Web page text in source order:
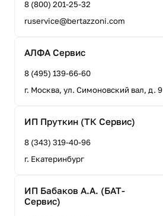
8 (800) 201-25-32
ruservice@bertazzoni.com
АЛФА Сервис
8 (495) 139-66-60
г. Москва, ул. Симоновский вал, д. 9
ИП Пруткин (ТК Сервис)
8 (343) 319-40-96
г. Екатеринбург
ИП Бабаков А.А. (БАТ-
Сервис)